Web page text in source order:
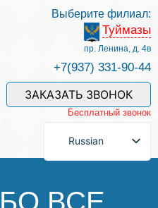
Выберите филиал:
Туймазы
пр. Ленина, д. 4в
+7(937) 331-90-44
ЗАКАЗАТЬ ЗВОНОК
Бесплатный звонок
Russian
ВСЕ